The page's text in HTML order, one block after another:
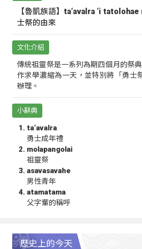
【魯凱族語】ta‘avalra ‘i
士祭的由來
文化介紹
傳統祖靈祭是一系列為期四個月的祭
作求學濃縮為一天，並特別將「勇士
辦理。
小辭典
ta‘avalra
勇士成年禮
molapangolai
祖靈祭
asavasavahe
男性青年
atamatama
父字輩的稱呼
歷史上的今天